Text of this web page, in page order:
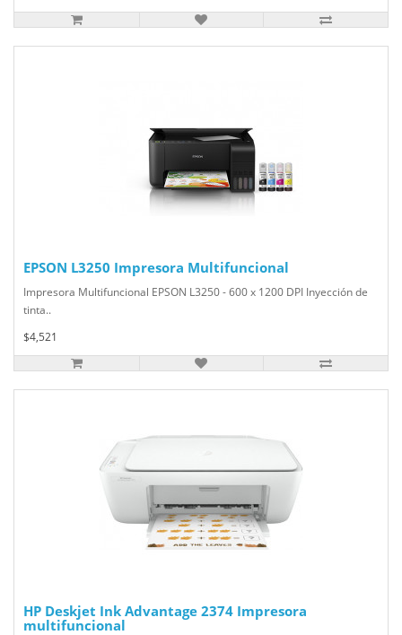
EPSON L3250 Impresora Multifuncional
Impresora Multifuncional EPSON L3250 - 600 x 1200 DPI Inyección de
tinta..
$4,521
HP Deskjet Ink Advantage 2374 Impresora
multifuncional